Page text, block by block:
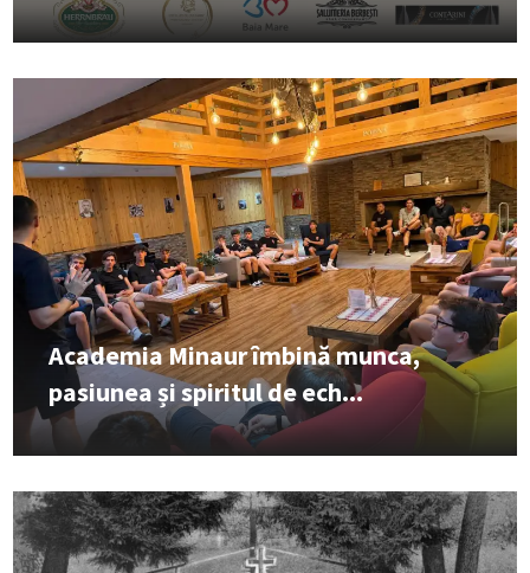
Academia Minaur îmbină munca,
pasiunea și spiritul de ech...